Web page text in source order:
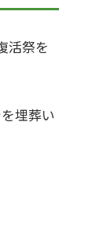
活祭を
埋葬い